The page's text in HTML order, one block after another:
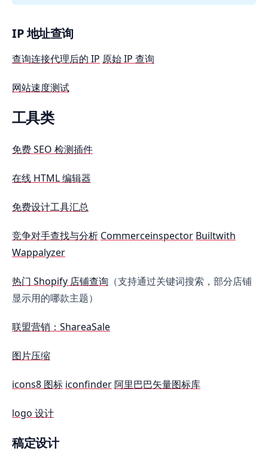
IP 地址查询
查询连接代理后的 IP 原始 IP 查询
网站速度测试
工具类
免费 SEO 检测插件
在线 HTML 编辑器
免费设计工具汇总
竞争对手查找与分析 Commerceinspector Builtwith
Wappalyzer
热门 Shopify 店铺查询 （支持通过关键词搜索，部分店铺
显示用的哪款主题）
联盟营销：ShareaSale
图片压缩
icons8 图标 iconfinder 阿里巴巴矢量图标库
logo 设计
稿定设计